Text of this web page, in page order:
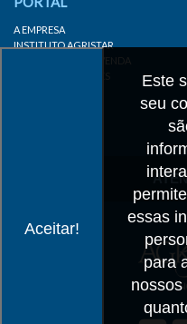
Aceitar!
Este
seu
essas
para
A EMPRESA
INSTITUTO AGRISTAR
DISTRIBUIDOR/REVENDA
LINKS IMPORTANTES
CADASTRO
TRABALHE CONOSCO